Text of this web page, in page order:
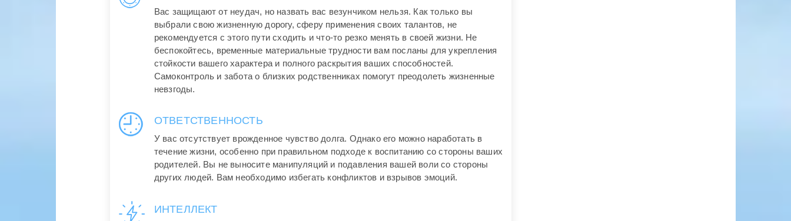
Вас защищают от неудач, но назвать вас везунчиком нельзя. Как только вы
выбрали свою жизненную дорогу, сферу применения своих талантов, не
рекомендуется с этого пути сходить и что-то резко менять в своей жизни. Не
беспокойтесь, временные материальные трудности вам посланы для укрепления
стойкости вашего характера и полного раскрытия ваших способностей.
Самоконтроль и забота о близких родственниках помогут преодолеть жизненные
невзгоды.
ОТВЕТСТВЕННОСТЬ
У вас отсутствует врожденное чувство долга. Однако его можно наработать в
течение жизни, особенно при правильном подходе к воспитанию со стороны ваших
родителей. Вы не выносите манипуляций и подавления вашей воли со стороны
других людей. Вам необходимо избегать конфликтов и взрывов эмоций.
ИНТЕЛЛЕКТ